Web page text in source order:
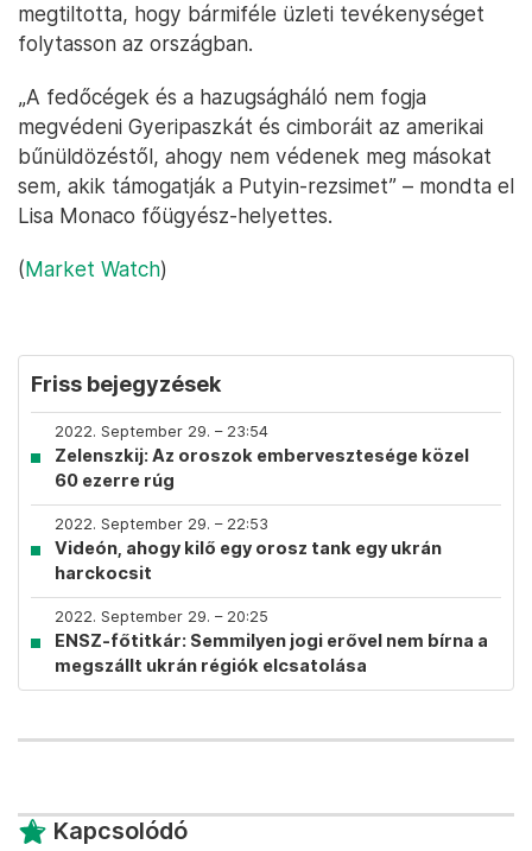
megtiltotta, hogy bármiféle üzleti tevékenységet
folytasson az országban.
„A fedőcégek és a hazugságháló nem fogja
megvédeni Gyeripaszkát és cimboráit az amerikai
bűnüldözéstől, ahogy nem védenek meg másokat
sem, akik támogatják a Putyin-rezsimet” – mondta el
Lisa Monaco főügyész-helyettes.
(Market Watch)
Friss bejegyzések
2022. September 29. – 23:54
Zelenszkij: Az oroszok embervesztesége közel
60 ezerre rúg
2022. September 29. – 22:53
Videón, ahogy kilő egy orosz tank egy ukrán
harckocsit
2022. September 29. – 20:25
ENSZ-főtitkár: Semmilyen jogi erővel nem bírna a
megszállt ukrán régiók elcsatolása
Kapcsolódó